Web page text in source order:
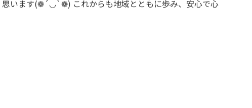
思います(❁´◡`❁) これからも地域とともに歩み、安心で心